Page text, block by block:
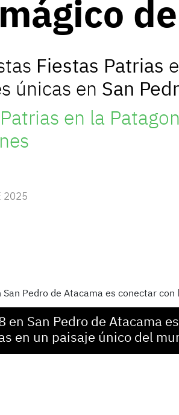
Fiestas Patrias
únicas en San
en la
2025
en San Pedro de Atacama
en un paisaje único del